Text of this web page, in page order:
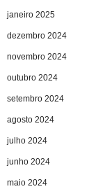
janeiro 2025
dezembro 2024
novembro 2024
outubro 2024
setembro 2024
agosto 2024
julho 2024
junho 2024
maio 2024